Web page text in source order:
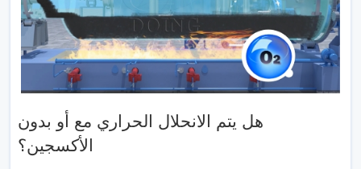
هل يتم الانحلال الحراري مع أو بدون
الأكسجين؟